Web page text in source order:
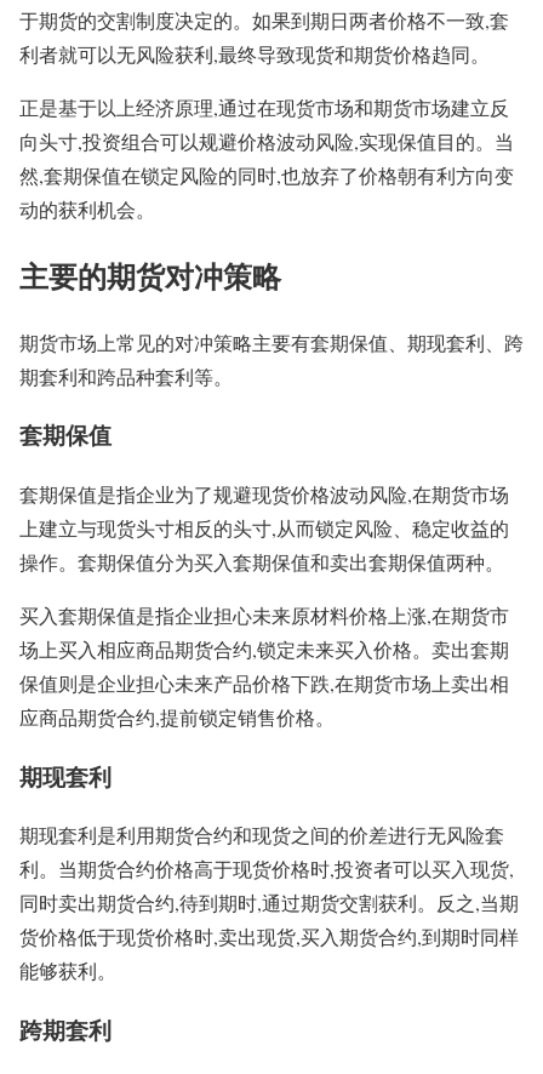
于期货的交割制度决定的。如果到期日两者价格不一致,套
利者就可以无风险获利,最终导致现货和期货价格趋同。
正是基于以上经济原理,通过在现货市场和期货市场建立反
向头寸,投资组合可以规避价格波动风险,实现保值目的。当
然,套期保值在锁定风险的同时,也放弃了价格朝有利方向变
动的获利机会。
主要的期货对冲策略
期货市场上常见的对冲策略主要有套期保值、期现套利、跨
期套利和跨品种套利等。
套期保值
套期保值是指企业为了规避现货价格波动风险,在期货市场
上建立与现货头寸相反的头寸,从而锁定风险、稳定收益的
操作。套期保值分为买入套期保值和卖出套期保值两种。
买入套期保值是指企业担心未来原材料价格上涨,在期货市
场上买入相应商品期货合约,锁定未来买入价格。卖出套期
保值则是企业担心未来产品价格下跌,在期货市场上卖出相
应商品期货合约,提前锁定销售价格。
期现套利
期现套利是利用期货合约和现货之间的价差进行无风险套
利。当期货合约价格高于现货价格时,投资者可以买入现货,
同时卖出期货合约,待到期时,通过期货交割获利。反之,当期
货价格低于现货价格时,卖出现货,买入期货合约,到期时同样
能够获利。
跨期套利